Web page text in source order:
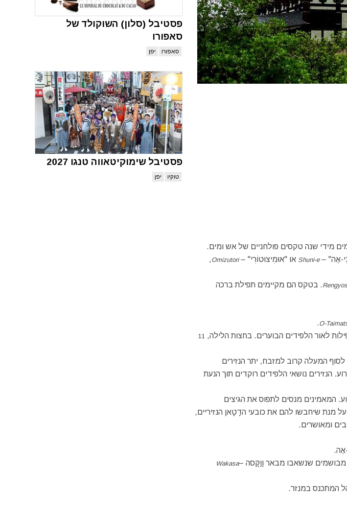
פסטיבל (סלון) השוקולד של
סאפורו
סאפורו יפן
פסטיבל שימוקיטאווה טנגו 2027
טוקיו יפן
מידי שנה טקסים פולחניים של אש ומים.
אֶה" –Shuni-e או "אוּמִיצוּטוֹרִי" –Omizutori
,
. בטקס הם מקיימים תפילת ברכה
O-
.
לאור הלפידים הבוערים. בחצות הלילה, 11
המעלה קרוב למזבח, יתר הנזירים
הנזירים נושאי הלפידים רוקדים תוך הנעת
המאמינים מנסים לתפוס את הגיצים
מנת שיחבשו להם את כובעי הדָטָאן הנזיריים,
ומאושרים.
אֶה.
מבושמים שנשאבו מבאר וַוַקָּסה –Wakasa
המתכנס במנזר.